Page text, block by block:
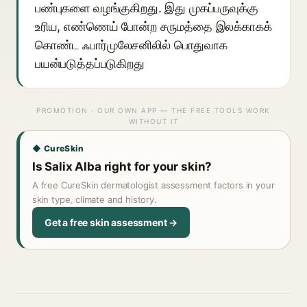
பண்புகளை வழங்குகிறது. இது முகப்பருவுக்கு
உரிய, எண்ணெய் போன்ற சருமத்தை இலக்காகக்
கொண்ட ஃபார்முலேசனிலில் பொதுவாக
பயன்படுத்தப்படுகிறது
PROMOTION · OUR OWN APP — THE FREE TOOLS WORK
WITHOUT IT
◆ CureSkin
Is Salix Alba right for your skin?
A free CureSkin dermatologist assessment factors in your
skin type, climate and history.
Get a free skin assessment →